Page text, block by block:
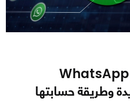
تعرف على رسوم WhatsApp